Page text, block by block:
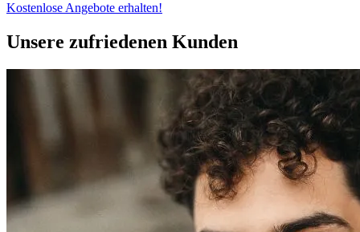
Kostenlose Angebote erhalten!
Unsere zufriedenen Kunden